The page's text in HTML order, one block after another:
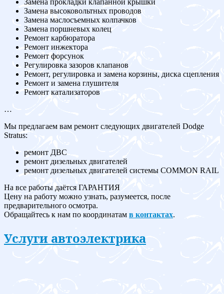
Замена прокладки клапанной крышки
Замена высоковольтных проводов
Замена маслосъемных колпачков
Замена поршневых колец
Ремонт карбюратора
Ремонт инжектора
Ремонт форсунок
Регулировка зазоров клапанов
Ремонт, регулировка и замена корзины, диска сцепления
Ремонт и замена глушителя
Ремонт катализаторов
…
Мы предлагаем вам ремонт следующих двигателей Dodge
Stratus:
ремонт ДВС
ремонт дизельных двигателей
ремонт дизельных двигателей системы COMMON RAIL
На все работы даётся ГАРАНТИЯ
Цену на работу можно узнать, разумеется, после
предварительного осмотра.
Обращайтесь к нам по координатам в контактах.
Услуги автоэлектрика